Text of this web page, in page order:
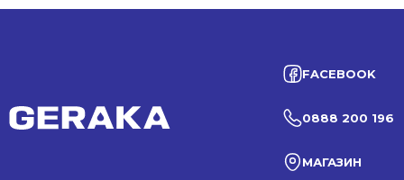
FACEBOOK
0888 200 196
МАГАЗИН